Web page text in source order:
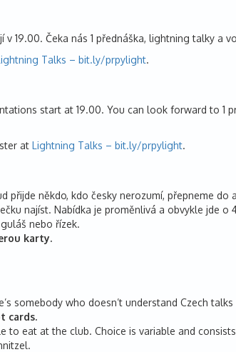
v 19.00. Čeka nás 1 přednáška, lightning talky a
Talks – bit.ly/prpylight.
start at 19.00. You can look forward to
at Lightning Talks – bit.ly/prpylight.
přijde někdo, kdo česky nerozumí, přepneme
najíst. Nabídka je proměnlivá a obvykle jde
nebo řízek.
karty.
somebody who doesn’t understand Czech
cards.
to eat at the club. Choice is variable and